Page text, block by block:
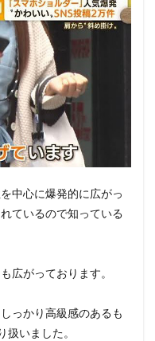
中心に爆発的に広がっ
ているので知っている
広がっております。
っかり高級感のあるも
扱いました。